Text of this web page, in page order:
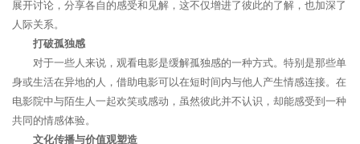
展开讨论，分享各自的感受和见解，这不仅增进了彼此的了解，也加深了
人际关系。
打破孤独感
对于一些人来说，观看电影是缓解孤独感的一种方式。特别是那些单
身或生活在异地的人，借助电影可以在短时间内与他人产生情感连接。在
电影院中与陌生人一起欢笑或感动，虽然彼此并不认识，却能感受到一种
共同的情感体验。
文化传播与价值观塑造